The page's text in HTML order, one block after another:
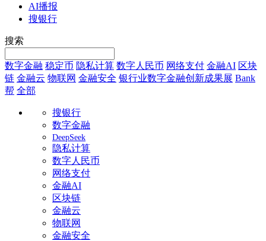
AI播报
搜银行
搜索
数字金融 稳定币 隐私计算 数字人民币 网络支付 金融AI 区块
链 金融云 物联网 金融安全 银行业数字金融创新成果展 Bank
帮 全部
搜银行
数字金融
DeepSeek
隐私计算
数字人民币
网络支付
金融AI
区块链
金融云
物联网
金融安全